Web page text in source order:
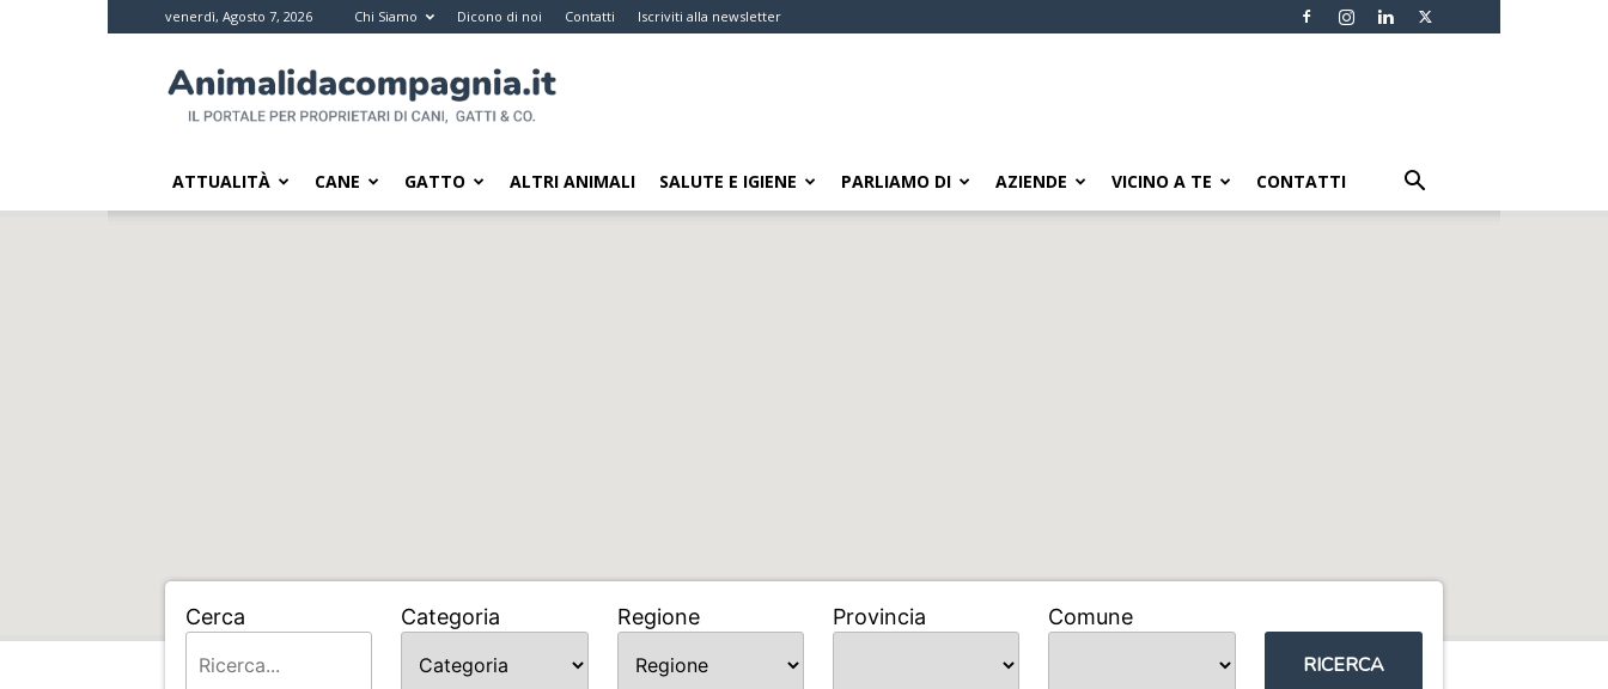
venerdì, Agosto 7, 2026 Chi Siamo Dicono di noi Contatti Iscriviti alla newsletter
da
compagnia
Il
ATTUALITÀ CANE GATTO ALTRI ANIMALI SALUTE E IGIENE PARLIAMO DI AZIENDE VICINO A TE CONTATTI
Cerca Categoria Regione Provincia Comune
RICERCA
Home ALLEVAMENTO